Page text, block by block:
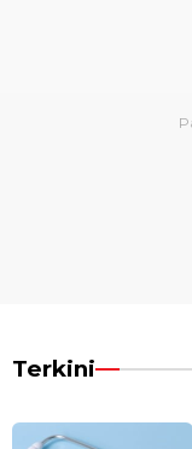
Terkini